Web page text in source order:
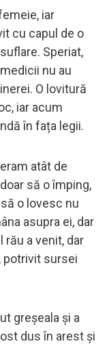
iar
cu capul de o
Speriat,
nu au
O lovitură
iar acum
în fața legii.
atât de
să o împing,
o lovesc nu
asupra ei, dar
rău a venit, dar
potrivit sursei
greșeala și a
dus în arest și